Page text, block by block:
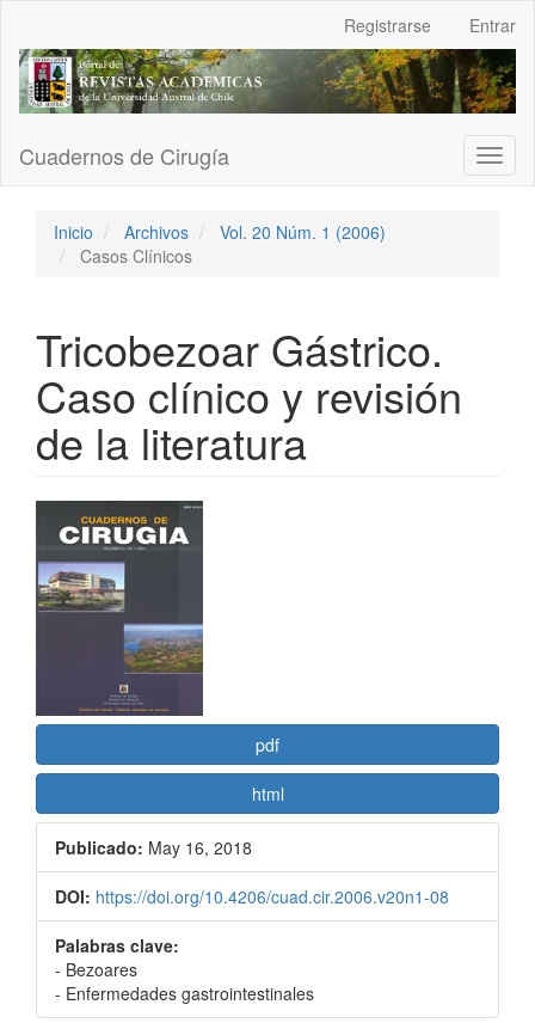
Contenido
principal
Barra
Registrarse Entrar
Cuadernos de Cirugía
Inicio Archivos
Vol. 20 Núm. 1 (2006)
Casos Clínicos
Tricobezoar Gástrico.
Caso clínico y revisión
de la literatura
Barra
lateral
del
artículo
pdf
html
Publicado: May 16, 2018
DOI: https://doi.org/10.4206/cuad.cir.2006.v20n1-08
Palabras clave:
- Bezoares
- Enfermedades gastrointestinales